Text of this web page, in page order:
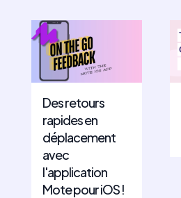
Des retours
rapides en
déplacement
avec
l'application
Mote pour iOS !